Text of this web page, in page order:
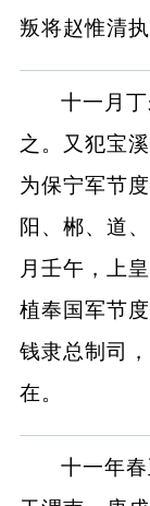
叛将赵惟清
十一月
之。又犯宝
为保宁军节
阳、郴、道
月壬午，上
植奉国军节
钱隶总制司
在。
十一年